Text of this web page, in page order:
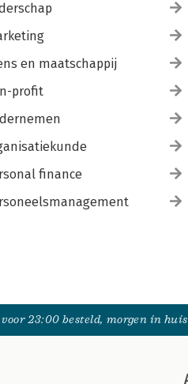
en maatschappij
profit
finance
23:00 besteld, morgen in huis